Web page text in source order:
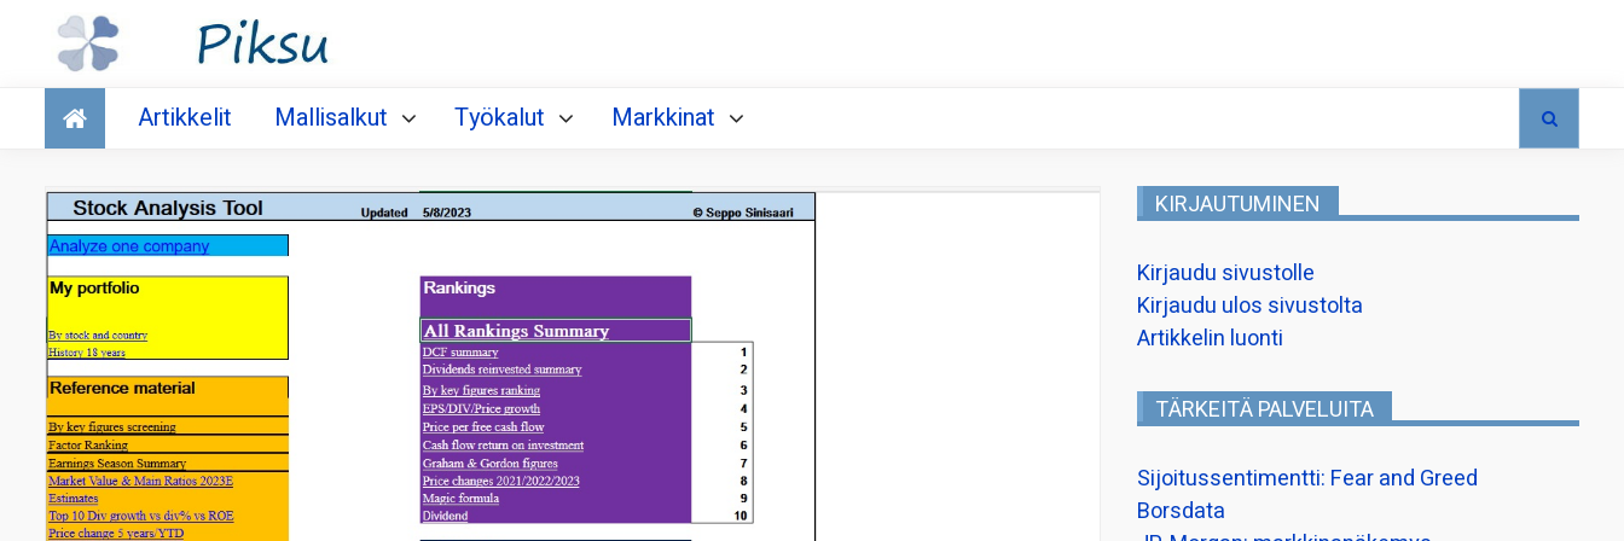
Talous
Artikkelit Mallisalkut Työkalut Markkinat
KIRJAUTUMINEN
Kirjaudu sivustolle
Kirjaudu ulos sivustolta
Artikkelin luonti
TÄRKEITÄ PALVELUITA
Sijoitussentimentti: Fear and Greed
Borsdata